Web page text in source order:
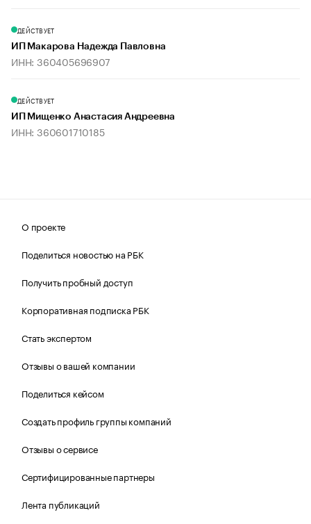
ДЕЙСТВУЕТ
ИП Макарова Надежда Павловна
ИНН: 360405696907
ДЕЙСТВУЕТ
ИП Мищенко Анастасия Андреевна
ИНН: 360601710185
О проекте
Поделиться новостью на РБК
Получить пробный доступ
Корпоративная подписка РБК
Стать экспертом
Отзывы о вашей компании
Поделиться кейсом
Создать профиль группы компаний
Отзывы о сервисе
Сертифицированные партнеры
Лента публикаций